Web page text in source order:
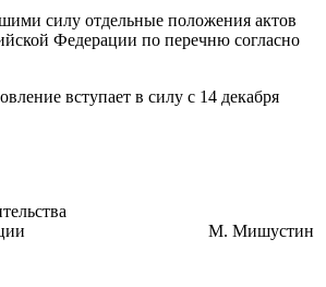
силу отдельные положения актов
Федерации по перечню согласно
вступает в силу с 14 декабря
М. Мишустин